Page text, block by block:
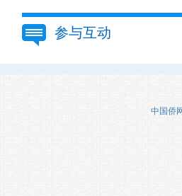
参与互动
中国侨